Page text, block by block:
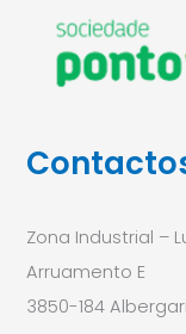
Zona Industrial –
Arruamento E
3850-184